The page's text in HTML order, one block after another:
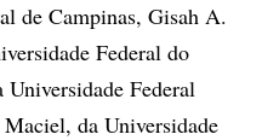
de Campinas, Gisah A.
Federal do
Federal
da Universidade